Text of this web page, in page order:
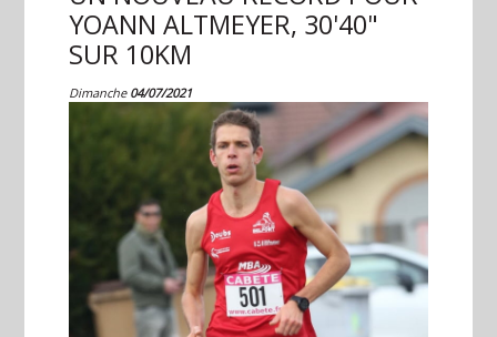
YOANN ALTMEYER, 30'40"
SUR 10KM
Dimanche 04/07/2021